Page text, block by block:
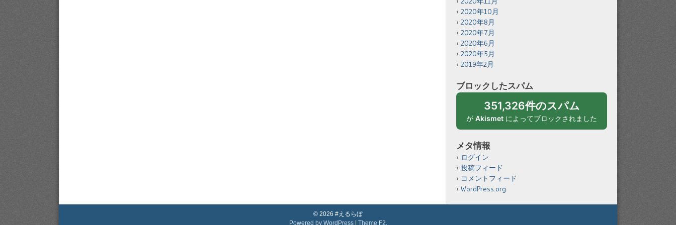
2020年10月
2020年8月
2020年7月
2020年6月
2020年5月
2019年2月
ブロックしたスパム
351,326件のスパム
が Akismet によってブロックされました
メタ情報
ログイン
投稿フィード
コメントフィード
WordPress.org
© 2026 #えるらぼ
Powered by WordPress
Theme F2.